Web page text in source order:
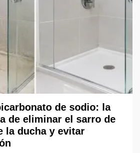
de sodio: la
de eliminar el sarro de
la ducha y evitar